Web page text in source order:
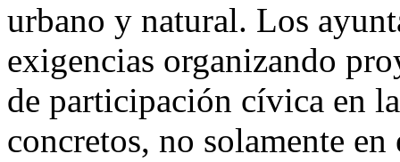
urbano y natural. Los
exigencias organizando
de participación cívica en
concretos, no solamente